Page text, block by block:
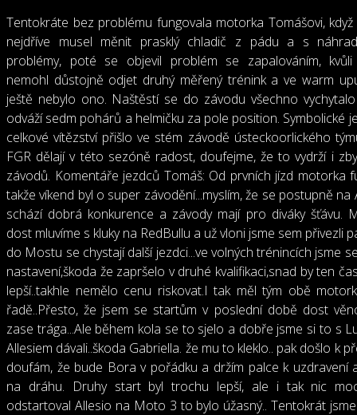
Tentokráte bez problému fungovala motorka Tomášovi,
nejdříve musel měnit prasklý chladič z pádu a s
problémy, poté se objevil problém se zapalováním, kvůli
nemohl důstojně odjet druhý měřený trénink a ve warm
ještě nebylo ono. Naštěstí se do závodu všechno
odváží sedm pohárů a helmičku za pole position. Symbolické
celkové vítězství přišlo ve stém závodě ústeckoorlického
FGR dělají v této sezóně radost, doufejme, že to vydrží i
závodů. Komentáře jezdců Tomáš: Od prvních jízd motorka
takže víkend byl o super závodění...myslím, že se postupně na
schází dobrá konkurence a závody mají pro diváky šťávu.
dost mluvíme s kluky na RedBullu a už vloni jsme sem přivezli
do Mostu se chystají další jezdci...ve volných trénincích jsme
nastavení,škoda že zapršelo v druhé kvalifikaci,snad by ten
lepší..takhle nemělo cenu riskovat.I tak měl tým obě
řadě..Přesto, že jsem se startům v poslední době dost
zase trága...Ale během kola se to sjelo a dobře jsme si to s
Allesiem dávali..škoda Gabriella. že mu to kleklo.. pak došlo k
doufám, že bude Bora v pořádku a držím palce k uzdravení
na dráhu. Druhy start byl trochu lepší, ale i tak nic
odstartoval Allesio na Moto 3 to bylo úžasný.. Tentokrát